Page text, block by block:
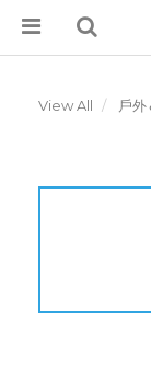
View All 戶